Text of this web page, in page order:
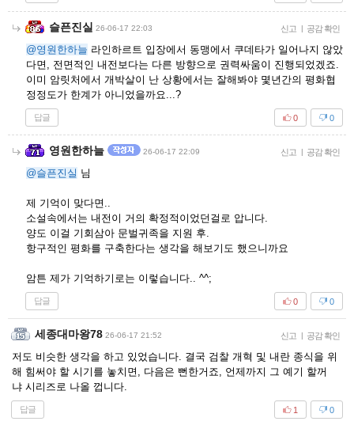
슬픈진실 26-06-17 22:03 신고 | 공감 확인
@영원한하늘 라인하르트 입장에서 동맹에서 쿠데타가 일어나지 않았
다면, 전면적인 내전보다는 다른 방향으로 권력싸움이 진행되었겠죠.
이미 암릿처에서 개박살이 난 상황에서는 잘해봐야 몇년간의 평화협
정정도가 한계가 아니었을까요...?
답글 0
0
영원한하늘 26-06-17 22:09 신고 | 공감 확인
@슬픈진실 님
제 기억이 맞다면..
소설속에서는 내전이 거의 확정적이었던걸로 압니다.
양도 이걸 기회삼아 문벌귀족을 지원 후.
항구적인 평화를 구축한다는 생각을 해보기도 했으니까요
암튼 제가 기억하기로는 이렇습니다.. ^^;
답글 0
0
세종대마왕78 26-06-17 21:52 신고 | 공감 확인
저도 비슷한 생각을 하고 있었습니다. 결국 검찰 개혁 및 내란 종식을 위
해 힘써야 할 시기를 놓치면, 다음은 뻔한거죠, 언제까지 그 예기 할꺼
냐 시리즈로 나올 껍니다.
답글 0
1